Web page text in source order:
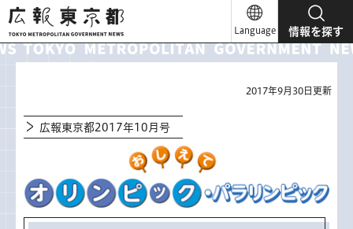
広報東京都
Language 情報を探す
2017年9月30日更新
広報東京都2017年10月号